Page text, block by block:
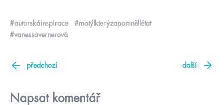
#autorskáinspirace
#motýlkterýzapomněllétat
#vanessavernerová
předchozí další
Napsat komentář